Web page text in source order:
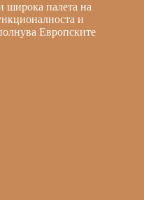
широка палета на
и
Европските